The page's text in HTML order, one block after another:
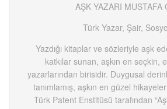
AŞK YAZARI MUSTAFA
Türk Yazar, Şair,
Yazdığı kitaplar ve sözleriyle aşk
katkılar sunan, aşkın en seçkin,
yazarlarından birisidir. Duygusal
tanımlamış, aşkın en güzel
Türk Patent Enstitüsü tarafından